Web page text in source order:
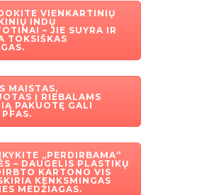
VIENKARTINIŲ
INDŲ
– JIE SUYRA IR
TOKSIŠKAS
MAISTAS,
Į RIEBALAMS
PAKUOTĘ GALI
„PERDIRBAMA“
– DAUGELIS PLASTIKŲ
KARTONO VIS
KENKSMINGAS
MEDŽIAGAS.